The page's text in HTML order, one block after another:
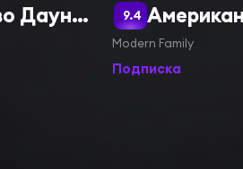
Аббатство Даунтон 3 9.4
Modern Family
Подписка